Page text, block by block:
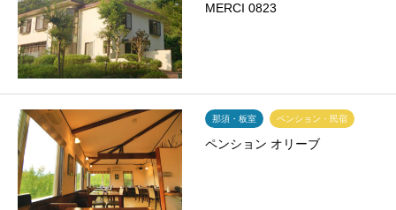
MERCI 0823
那須・板室 ペンション・民宿
ペンション オリーブ